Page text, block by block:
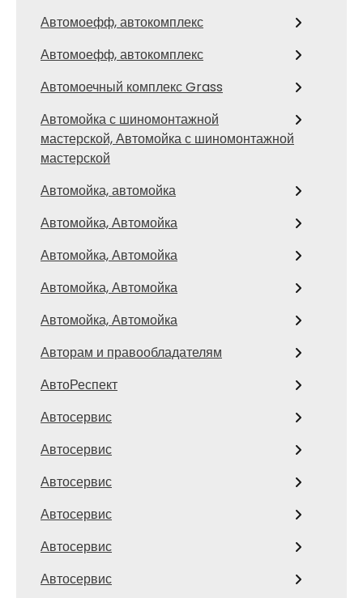
Автомоефф, автокомплекс
Автомоефф, автокомплекс
Автомоечный комплекс Grass
Автомойка с шиномонтажной
мастерской, Автомойка с шиномонтажной
мастерской
Автомойка, автомойка
Автомойка, Автомойка
Автомойка, Автомойка
Автомойка, Автомойка
Автомойка, Автомойка
Авторам и правообладателям
АвтоРеспект
Автосервис
Автосервис
Автосервис
Автосервис
Автосервис
Автосервис